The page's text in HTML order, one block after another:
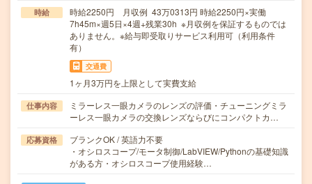
時給
時給2250円 月収例 43万0313円 時給2250円×実働
7h45m×週5日×4週+残業30h ※月収例を保証するものでは
ありません。※給与即受取りサービス利用可（利用条件
有）
交通費
1ヶ月3万円を上限として実費支給
仕事内容
ミラーレス一眼カメラのレンズの評価・チューニングミラ
ーレス一眼カメラの交換レンズならびにコンパクトカ…
応募資格
ブランクOK / 英語力不要
・オシロスコープ/モータ制御/LabVIEW/Pythonの基礎知識
がある方・オシロスコープ使用経験…